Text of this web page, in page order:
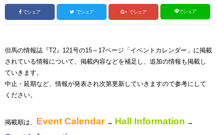
でシェア でシェア でシェア でシェア
但馬の情報誌『T2』121号の15～17ページ「イベントカレンダー」に掲載
されている情報について、掲載内容などを補足し、追加の情報も掲載し
ていきます。
中止・延期など、情報が発表され次第更新していきますので参考にして
ください。
掲載順は、 Event Calendar→ Hall Information →